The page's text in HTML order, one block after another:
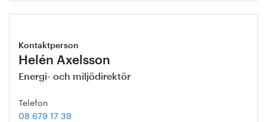
Kontaktperson
Helén Axelsson
Energi- och miljödirektör
Telefon
08 679 17 39